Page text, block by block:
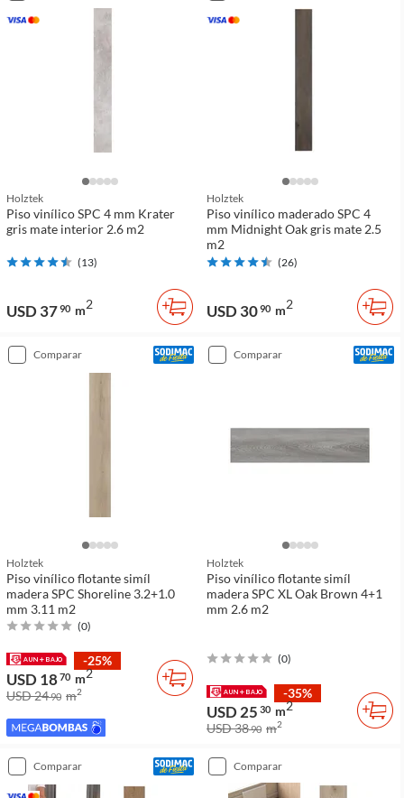
Holztek
Piso vinílico SPC 4 mm Krater
gris mate interior 2.6 m2
(13)
USD 3790 m2
Holztek
Piso vinílico maderado SPC 4
mm Midnight Oak gris mate 2.5
m2
(26)
USD 3090 m2
comparar
Holztek
Piso vinílico flotante simíl
madera SPC Shoreline 3.2+1.0
mm 3.11 m2
(0)
-25%
USD 1870 m2
USD 2490 m2
comparar
Holztek
Piso vinílico flotante simíl
madera SPC XL Oak Brown 4+1
mm 2.6 m2
(0)
-35%
USD 25 30 m2
USD 3890 m2
comparar comparar